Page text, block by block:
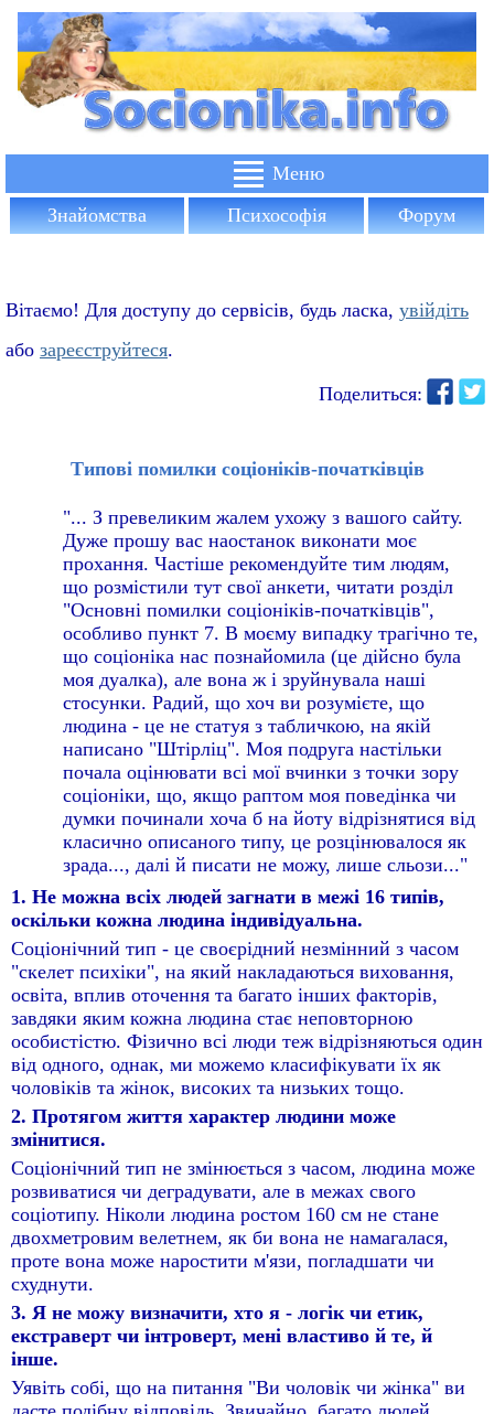
Знайомства Психософія Форум
Вітаємо! Для доступу до сервісів, будь ласка, увійдіть
або зареєструйтеся.
Поделиться:
Типові помилки соціоніків-початківців
"... З превеликим жалем ухожу з вашого сайту.
Дуже прошу вас наостанок виконати моє
прохання. Частіше рекомендуйте тим людям,
що розмістили тут свої анкети, читати розділ
"Основні помилки соціоніків-початківців",
особливо пункт 7. В моєму випадку трагічно те,
що соціоніка нас познайомила (це дійсно була
моя дуалка), але вона ж і зруйнувала наші
стосунки. Радий, що хоч ви розумієте, що
людина - це не статуя з табличкою, на якій
написано "Штірліц". Моя подруга настільки
почала оцінювати всі мої вчинки з точки зору
соціоніки, що, якщо раптом моя поведінка чи
думки починали хоча б на йоту відрізнятися від
класично описаного типу, це розцінювалося як
зрада..., далі й писати не можу, лише сльози..."
1. Не можна всіх людей загнати в межі 16 типів,
оскільки кожна людина індивідуальна.
Соціонічний тип - це своєрідний незмінний з часом
"скелет психіки", на який накладаються виховання,
освіта, вплив оточення та багато інших факторів,
завдяки яким кожна людина стає неповторною
особистістю. Фізично всі люди теж відрізняються один
від одного, однак, ми можемо класифікувати їх як
чоловіків та жінок, високих та низьких тощо.
2. Протягом життя характер людини може
змінитися.
Соціонічний тип не змінюється з часом, людина може
розвиватися чи деградувати, але в межах свого
соціотипу. Ніколи людина ростом 160 см не стане
двохметровим велетнем, як би вона не намагалася,
проте вона може наростити м'язи, погладшати чи
схуднути.
3. Я не можу визначити, хто я - логік чи етик,
екстраверт чи інтроверт, мені властиво й те, й
інше.
Уявіть собі, що на питання "Ви чоловік чи жінка" ви